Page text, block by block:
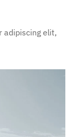
adipiscing elit,